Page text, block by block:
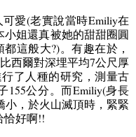
愛(老實說當時Emiliy在
小姐還真被她的甜甜圈圓
都這般大?)。有趣在於，
西爾對深埋平均7公尺厚
了人種的研究，測量古
155公分。而Emiliy(身長
小 ， 於火山滅頂時 ，緊緊
恰好啊!!